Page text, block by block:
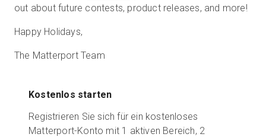
out about future contests, product releases, and more!
Happy Holidays,
The Matterport Team
Kostenlos starten
Registrieren Sie sich für ein kostenloses
Matterport-Konto mit 1 aktiven Bereich, 2